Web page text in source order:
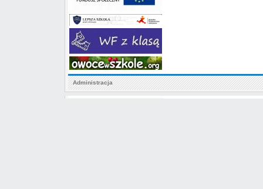
Administracja